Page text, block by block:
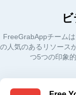
FreeGrabAppチーム
の人気のあるリソース
つ5つの印象